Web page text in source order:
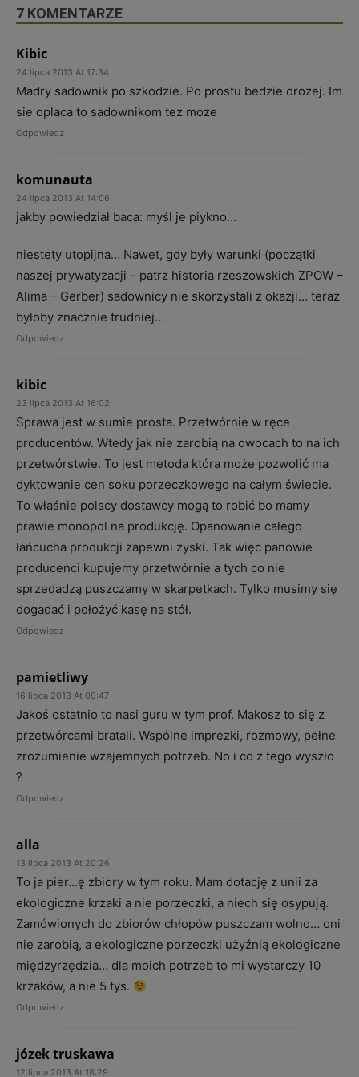
7 KOMENTARZE
Kibic
24 lipca 2013 At 17:34
Madry sadownik po szkodzie. Po prostu bedzie drozej. Im
sie oplaca to sadownikom tez moze
Odpowiedz
komunauta
24 lipca 2013 At 14:06
jakby powiedział baca: myśl je piykno…
niestety utopijna… Nawet, gdy były warunki (początki
naszej prywatyzacji – patrz historia rzeszowskich ZPOW –
Alima – Gerber) sadownicy nie skorzystali z okazji… teraz
byłoby znacznie trudniej…
Odpowiedz
kibic
23 lipca 2013 At 16:02
Sprawa jest w sumie prosta. Przetwórnie w ręce
producentów. Wtedy jak nie zarobią na owocach to na ich
przetwórstwie. To jest metoda która może pozwolić ma
dyktowanie cen soku porzeczkowego na całym świecie.
To właśnie polscy dostawcy mogą to robić bo mamy
prawie monopol na produkcję. Opanowanie całego
łańcucha produkcji zapewni zyski. Tak więc panowie
producenci kupujemy przetwórnie a tych co nie
sprzedadzą puszczamy w skarpetkach. Tylko musimy się
dogadać i położyć kasę na stół.
Odpowiedz
pamietliwy
16 lipca 2013 At 09:47
Jakoś ostatnio to nasi guru w tym prof. Makosz to się z
przetwórcami bratali. Wspólne imprezki, rozmowy, pełne
zrozumienie wzajemnych potrzeb. No i co z tego wyszło
?
Odpowiedz
alla
13 lipca 2013 At 20:26
To ja pier…ę zbiory w tym roku. Mam dotację z unii za
ekologiczne krzaki a nie porzeczki, a niech się osypują.
Zamówionych do zbiorów chłopów puszczam wolno… oni
nie zarobią, a ekologiczne porzeczki użyźnią ekologiczne
międzyrzędzia… dla moich potrzeb to mi wystarczy 10
krzaków, a nie 5 tys.
Odpowiedz
józek truskawa
12 lipca 2013 At 18:29